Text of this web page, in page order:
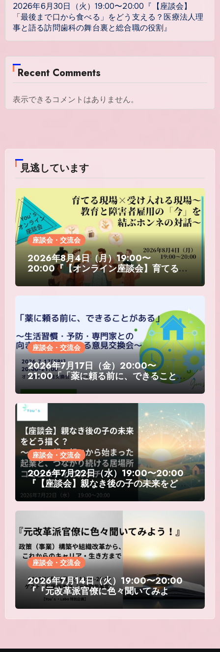
2026年6月30日（火）19:00〜20:00『【座談会】
「最後まで口から食べる」をどう支える？医療法人理
事と語る訪問歯科の舞台裏と総合職の役割』
Recent Comments
表示できるコメントはありません。
見逃しています
座談会・交流会
2026年8月4日（月）19:00〜
20:00『【オンライン座談会】育てる現
場×受け入れる現場〜教育と障害者雇用の
「今」を結ぶホンネの対話〜』
座談会・交流会
2026年7月17日（金）20:00〜
21:00「「薬に頼る前に、できることが
ある」 ～生活習慣・予防・専門家との向
き合い方を考える意見交換会～」
座談会・交流会
2026年7月22日（水）19:00〜20:00
『【座談会】親なき後の子の未来をどう
描く？～一人の親の想いから始まった起
業と、つながり続ける居場所コミュニテ
ィのカタチ』
座談会・交流会
2026年7月14日（火）19:00〜20:00
『『元改革派官僚に色々聞いてみよ
う！』～政策（事業）構築や組織改革か
ら、これからのキャリア・生き方まで
～』